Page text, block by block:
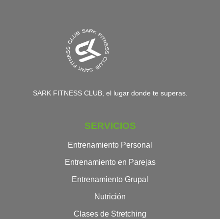
SARK FITNESS CLUB, el lugar donde te superas.
SERVICIOS
Entrenamiento Personal
Entrenamiento en Parejas
Entrenamiento Grupal
Nutrición
Clases de Stretching